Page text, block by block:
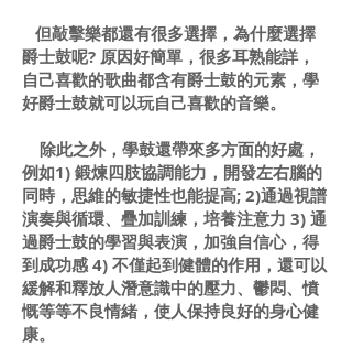
但敲擊樂都還有很多選擇，為什麼選擇
爵士鼓呢? 原因好簡單，很多耳熟能詳，
自己喜歡的歌曲都含有爵士鼓的元素，學
好爵士鼓就可以玩自己喜歡的音樂。
除此之外，學鼓還帶來多方面的好處，
例如1) 鍛煉四肢協調能力，開發左右腦的
同時，思維的敏捷性也能提高; 2)通過視譜
演奏與循環、疊加訓練，培養注意力 3) 通
過爵士鼓的學習與表演，加強自信心，得
到成功感 4) 不僅起到健體的作用，還可以
緩解和釋放人潛意識中的壓力、鬱悶、憤
慨等等不良情緒，使人保持良好的身心健
康。